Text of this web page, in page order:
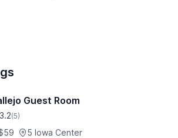
Guest Room
3.2(5)
5 Iowa Center